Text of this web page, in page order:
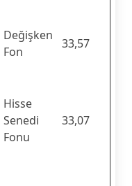
Değişken
Fon
33,57
Hisse
Senedi
Fonu
33,07